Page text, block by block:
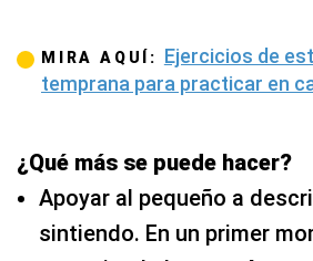
MIRA AQUÍ: Ejercicios de
temprana para practicar en
¿Qué más se puede hacer?
Apoyar al pequeño a
sintiendo. En un primer